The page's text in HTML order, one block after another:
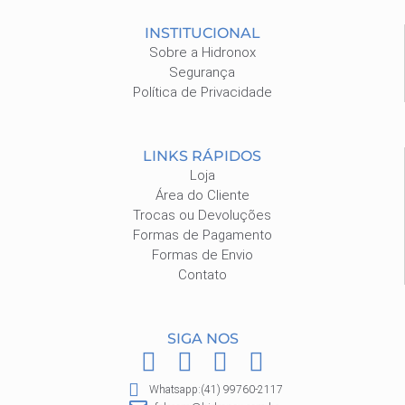
INSTITUCIONAL
Sobre a Hidronox
Segurança
Política de Privacidade
LINKS RÁPIDOS
Loja
Área do Cliente
Trocas ou Devoluções
Formas de Pagamento
Formas de Envio
Contato
SIGA NOS
F
a
I
n
P
i
W
h
Whatsapp:(41) 99760-2117